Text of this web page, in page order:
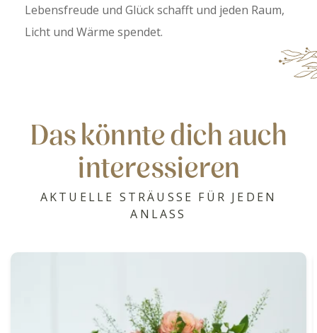
Lebensfreude und Glück schafft und jeden Raum,
Licht und Wärme spendet.
Das könnte dich auch
interessieren
AKTUELLE STRÄUSSE FÜR JEDEN
ANLASS